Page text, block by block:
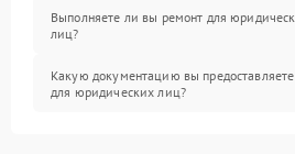
Выполняете ли вы ремонт для
лиц?
Какую документацию вы предоставляете
для юридических лиц?